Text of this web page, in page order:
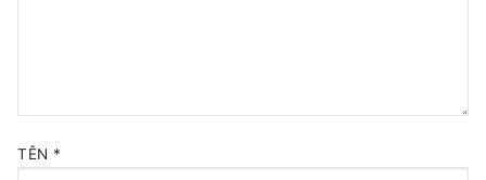
FXO VoIP Gateway
VoIP GSM / 3G / 4G Gateways
TÊN *